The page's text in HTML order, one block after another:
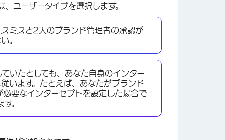
×
ユーザータイプを選択します。
ミスと2人のブランド管理者の承認が
。
いたとしても、あなた自身のインター
います。たとえば、あなたがブランド
要なインターセプトを設定した場合で
。